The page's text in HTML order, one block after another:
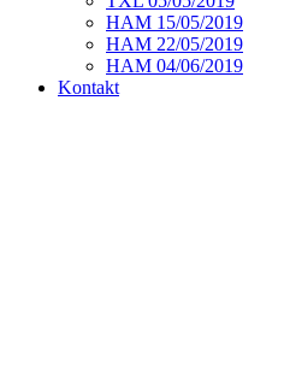
HAM 15/05/2019
HAM 22/05/2019
HAM 04/06/2019
Kontakt